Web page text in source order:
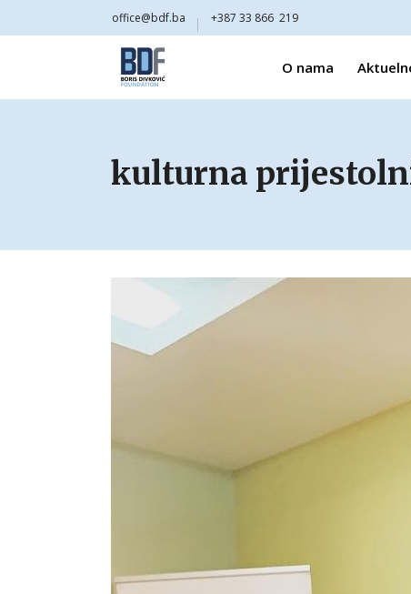
office@bdf.ba +387 33 866 219
O nama
kulturna